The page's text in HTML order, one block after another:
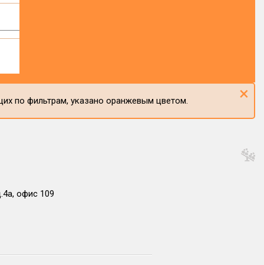
по фильтрам, указано оранжевым цветом. ×
офис 109